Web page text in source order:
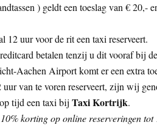
) geldt een toeslag van € 20,-
uur voor de rit een taxi reserveert.
betalen tenzij u dit vooraf bij
Aachen Airport komt er een extra
van te voren reserveert, zijn wij
tijd een taxi bij Taxi Kortrijk.
korting op online reserveringen